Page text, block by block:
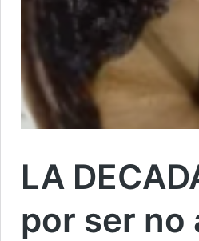
LA
por ser no